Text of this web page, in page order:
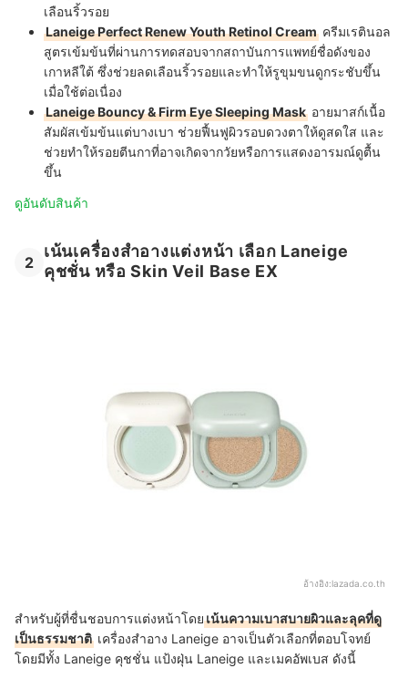
เลือนริ้วรอย
Laneige Perfect Renew Youth Retinol Cream ครีมเรตินอล
สูตรเข้มข้นที่ผ่านการทดสอบจากสถาบันการแพทย์ชื่อดังของ
เกาหลีใต้ ซึ่งช่วยลดเลือนริ้วรอยและทำให้รูขุมขนดูกระชับขึ้น
เมื่อใช้ต่อเนื่อง
Laneige Bouncy & Firm Eye Sleeping Mask อายมาสก์เนื้อ
สัมผัสเข้มข้นแต่บางเบา ช่วยฟื้นฟูผิวรอบดวงตาให้ดูสดใส และ
ช่วยทำให้รอยตีนกาที่อาจเกิดจากวัยหรือการแสดงอารมณ์ดูตื้น
ขึ้น
ดูอันดับสินค้า
2
เน้นเครื่องสำอางแต่งหน้า เลือก Laneige
คุชชั่น หรือ Skin Veil Base EX
อ้างอิง:lazada.co.th
สำหรับผู้ที่ชื่นชอบการแต่งหน้าโดยเน้นความเบาสบายผิวและลุคที่ดู
เป็นธรรมชาติ เครื่องสำอาง Laneige อาจเป็นตัวเลือกที่ตอบโจทย์
โดยมีทั้ง Laneige คุชชั่น แป้งฝุ่น Laneige และเมคอัพเบส ดังนี้